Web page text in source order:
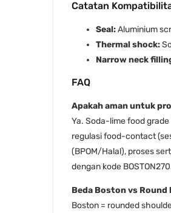
Catatan
Seal:Aluminium
Thermal shock:
Narrow neck
FAQ
Apakah aman untuk
Ya. Soda-lime food
regulasi food-contact
(BPOM/Halal), proses
dengan kode
Beda Boston vs Round
Boston = rounded